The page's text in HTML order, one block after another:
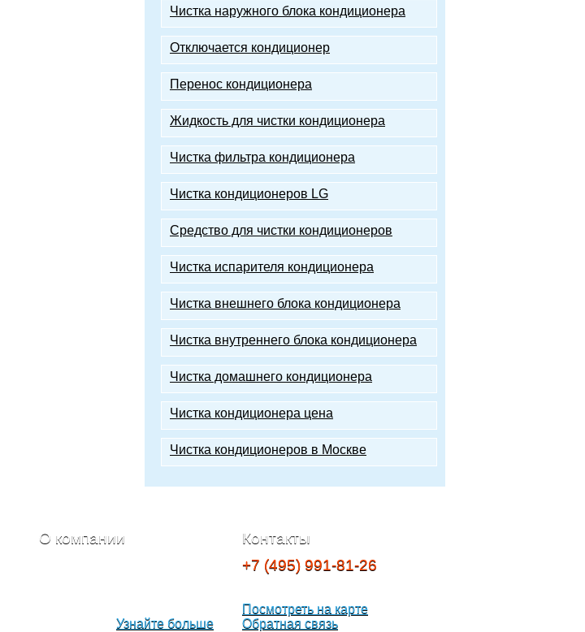
Чистка наружного блока кондиционера
Отключается кондиционер
Перенос кондиционера
Жидкость для чистки кондиционера
Чистка фильтра кондиционера
Чистка кондиционеров LG
Средство для чистки кондиционеров
Чистка испарителя кондиционера
Чистка внешнего блока кондиционера
Чистка внутреннего блока кондиционера
Чистка домашнего кондиционера
Чистка кондиционера цена
Чистка кондиционеров в Москве
О компании
Узнайте больше
Контакты
+7 (495) 991-81-26
Посмотреть на карте
Обратная связь